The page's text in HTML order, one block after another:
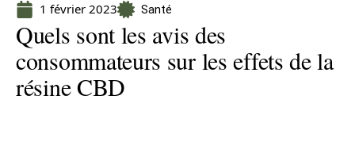
1 février 2023 Santé
Quels sont les avis des
consommateurs sur les effets de la
résine CBD